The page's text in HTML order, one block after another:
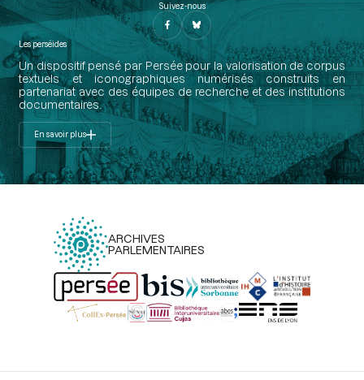
Suivez-nous
Les perséides
Un dispositif pensé par Persée pour la valorisation de corpus
textuels et iconographiques numérisés construits en
partenariat avec des équipes de recherche et des institutions
documentaires.
En savoir plus
ARCHIVES
PARLEMENTAIRES
Menu